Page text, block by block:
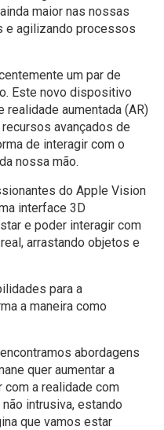
maior nas nossas
e agilizando processos
um par de
Este novo dispositivo
aumentada (AR)
avançados de
de interagir com o
nossa mão.
do Apple Vision
interface 3D
e poder interagir com
arrastando objetos e
para a
a maneira como
abordagens
quer aumentar a
com a realidade com
intrusiva, estando
que vamos estar